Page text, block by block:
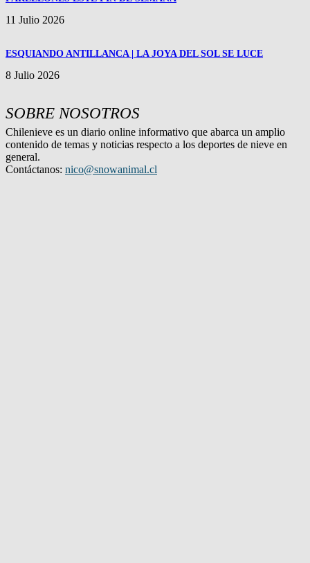
11 Julio 2026
ESQUIANDO ANTILLANCA | LA JOYA DEL SOL SE LUCE
8 Julio 2026
SOBRE NOSOTROS
Chilenieve es un diario online informativo que abarca un amplio
contenido de temas y noticias respecto a los deportes de nieve en
general.
Contáctanos: nico@snowanimal.cl